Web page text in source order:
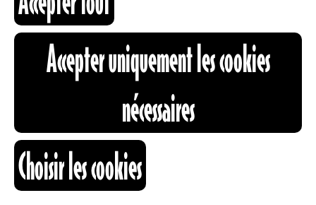
INFORMATIONS
CARTOGRAPHIE
RECHERCHE
vous jouer de mauvais tours ! Et
cette fois on se dirige vers le Metal
nouvelle formation avec plein de
gens que vous connaissez et des
vieilles gloires du Death !
CH
Tyrmfar
Accepter uniquement les cookies
nécessaires
Choisir les cookies